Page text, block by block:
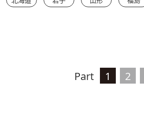
Part 1 2